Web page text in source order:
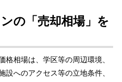
の「売却相場」を
格相場は、学区等の周辺環境、
へのアクセス等の立地条件、